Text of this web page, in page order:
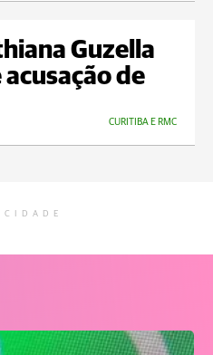
Guzella
de
CURITIBA E RMC